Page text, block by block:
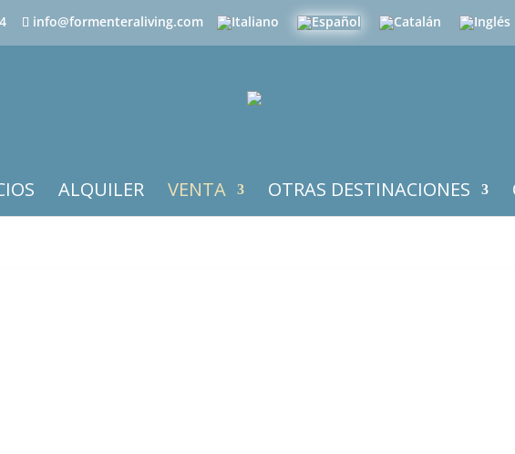
info@formenteraliving.com
ALQUILER VENTA OTRAS DESTINACIONES